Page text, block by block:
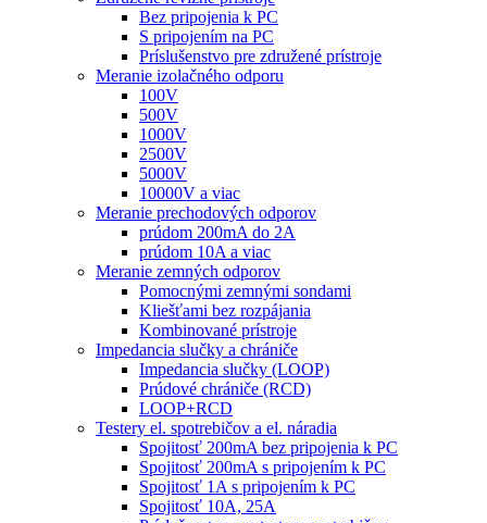
Bez pripojenia k PC
S pripojením na PC
Príslušenstvo pre združené prístroje
Meranie izolačného odporu
100V
500V
1000V
2500V
5000V
10000V a viac
Meranie prechodových odporov
prúdom 200mA do 2A
prúdom 10A a viac
Meranie zemných odporov
Pomocnými zemnými sondami
Kliešťami bez rozpájania
Kombinované prístroje
Impedancia slučky a chrániče
Impedancia slučky (LOOP)
Prúdové chrániče (RCD)
LOOP+RCD
Testery el. spotrebičov a el. náradia
Spojitosť 200mA bez pripojenia k PC
Spojitosť 200mA s pripojením k PC
Spojitosť 1A s pripojením k PC
Spojitosť 10A, 25A